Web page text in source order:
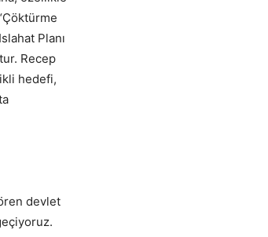
Planı
Recep
hedefi,
devlet